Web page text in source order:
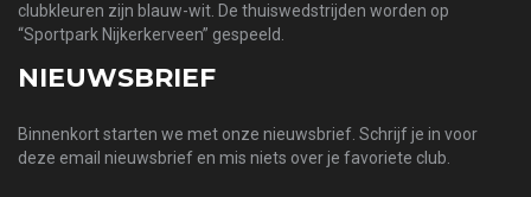
clubkleuren zijn blauw-wit. De thuiswedstrijden worden op
“Sportpark Nijkerkerveen” gespeeld.
NIEUWSBRIEF
Binnenkort starten we met onze nieuwsbrief. Schrijf je in voor
deze email nieuwsbrief en mis niets over je favoriete club.